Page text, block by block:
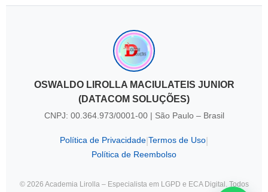
OSWALDO LIROLLA MACIULATEIS JUNIOR
(DATACOM SOLUÇÕES)
CNPJ: 00.364.973/0001-00 | São Paulo – Brasil
Política de Privacidade Termos de Uso
Política de Reembolso
© 2026 Academia Lirolla – Especialista em LGPD e ECA Digital. Todos